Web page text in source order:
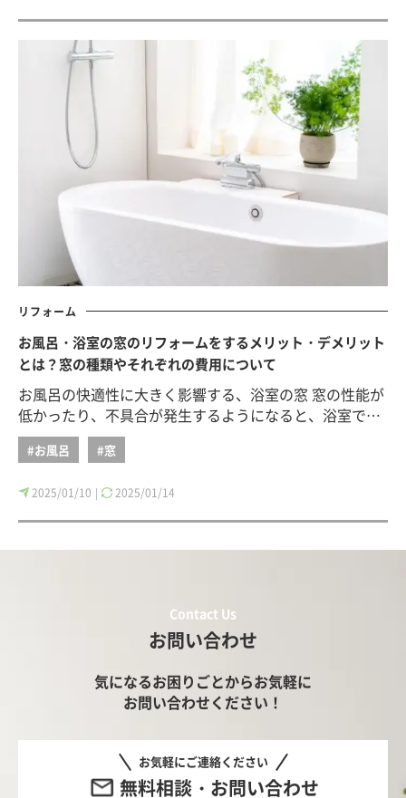
リフォーム
お風呂・浴室の窓のリフォームをするメリット・デメリット
とは？窓の種類やそれぞれの費用について
お風呂の快適性に大きく影響する、浴室の窓 窓の性能が
低かったり、不具合が発生するようになると、浴室で…
#お風呂 #窓
2025/01/10 | 2025/01/14
Contact Us
お問い合わせ
気になるお困りごとからお気軽に
お問い合わせください！
お気軽にご連絡ください
無料相談・お問い合わせ